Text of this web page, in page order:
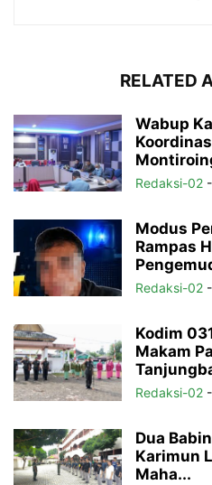
RELATED
Wabup
Redaksi-02 -
Modus
Rampas
Redaksi-02 -
Kodim
Makam
Redaksi-02 -
Dua
Karimun
Maha...